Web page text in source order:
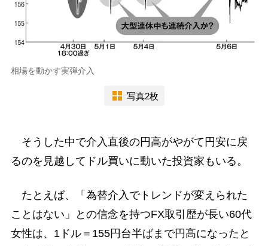
相場を動かす実弾介入
写真2枚
そうした中で介入直後の円高がやがて円安に戻
るのを見越してドル買いに動いた投資家もいる。
たとえば、「為替介入でトレンドが変えられた
ことはない」との信念を持つFX取引歴が長い60代
女性は、1ドル＝155円台半ばまで円高になったと